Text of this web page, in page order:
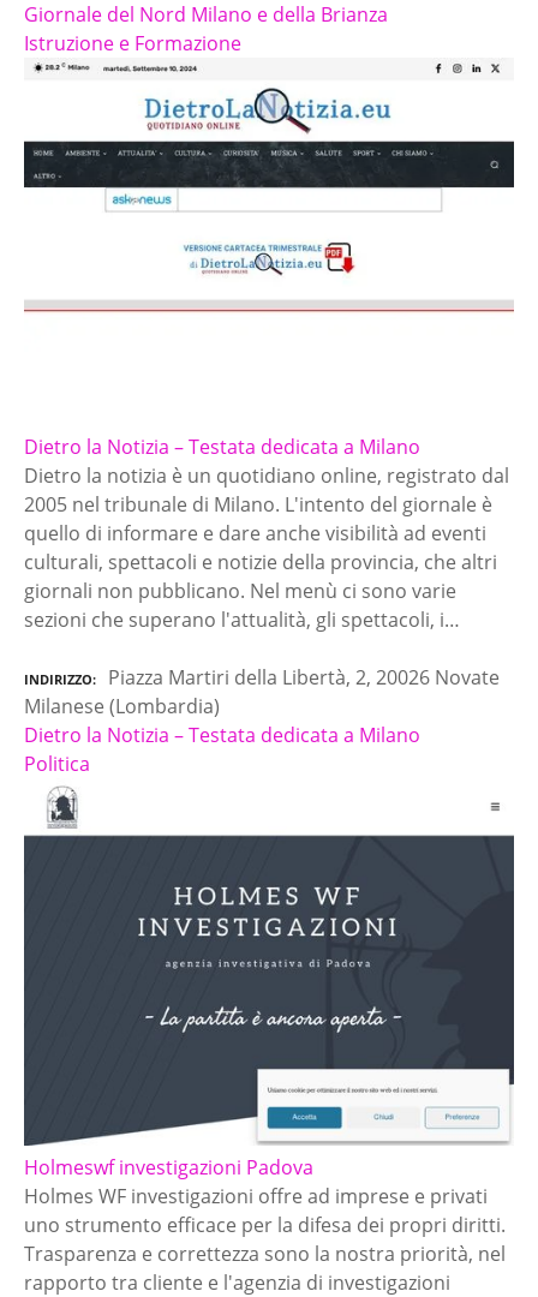
Giornale del Nord Milano e della Brianza
Istruzione e Formazione
Dietro la Notizia – Testata dedicata a Milano
Dietro la notizia è un quotidiano online, registrato dal
2005 nel tribunale di Milano. L'intento del giornale è
quello di informare e dare anche visibilità ad eventi
culturali, spettacoli e notizie della provincia, che altri
giornali non pubblicano. Nel menù ci sono varie
sezioni che superano l'attualità, gli spettacoli, i…
INDIRIZZO
Piazza Martiri della Libertà, 2, 20026 Novate
Milanese (Lombardia)
Dietro la Notizia – Testata dedicata a Milano
Politica
Holmeswf investigazioni Padova
Holmes WF investigazioni offre ad imprese e privati
uno strumento efficace per la difesa dei propri diritti.
Trasparenza e correttezza sono la nostra priorità, nel
rapporto tra cliente e l'agenzia di investigazioni